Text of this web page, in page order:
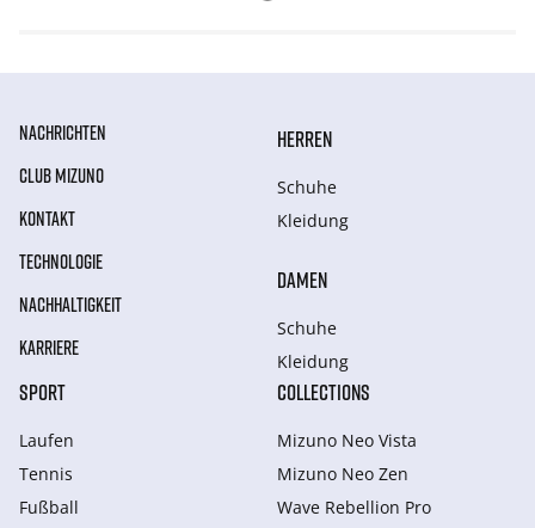
NACHRICHTEN
CLUB MIZUNO
KONTAKT
TECHNOLOGIE
NACHHALTIGKEIT
KARRIERE
HERREN
Schuhe
Kleidung
DAMEN
Schuhe
Kleidung
SPORT
Laufen
Tennis
Fußball
COLLECTIONS
Mizuno Neo Vista
Mizuno Neo Zen
Wave Rebellion Pro